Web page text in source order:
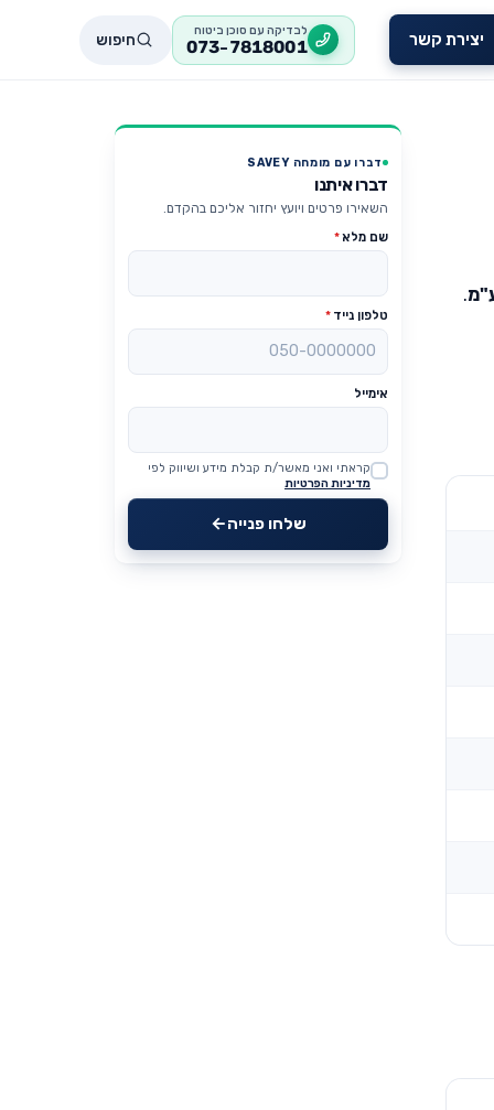
יצירת קשר לבדיקה עם סוכן ביטוח
073-7818001 חיפוש
.
דברו עם מומחה SAVEY
דברו איתנו
השאירו פרטים ויועץ יחזור אליכם בהקדם.
שם מלא*
טלפון נייד *
אימייל
Website
קראתי ואני מאשר/ת קבלת מידע ושיווק לפי
מדיניות הפרטיות
שלחו פנייה